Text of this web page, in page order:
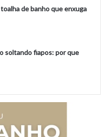
de banho que enxuga
soltando fiapos: por que